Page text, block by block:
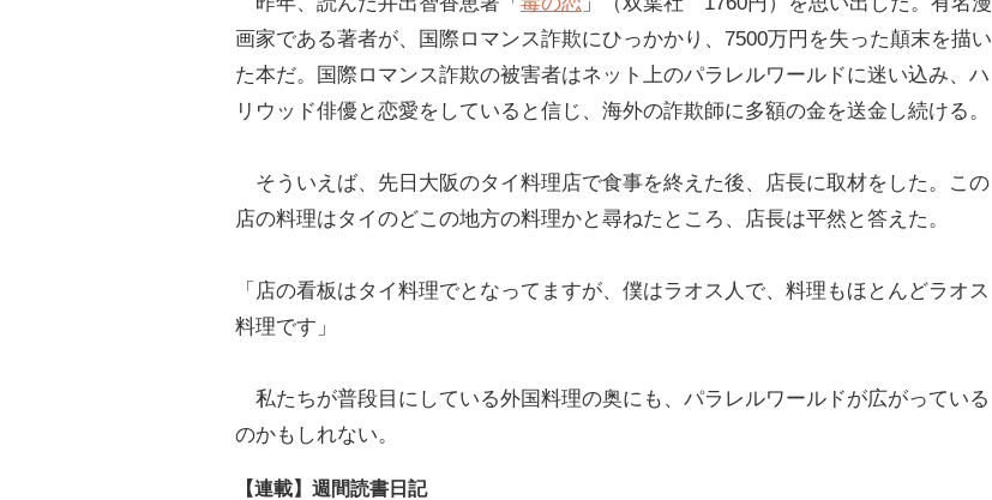
画家である著者が、国際ロマンス詐欺にひっかかり、7500万円を失った顛末を描い
た本だ。国際ロマンス詐欺の被害者はネット上のパラレルワールドに迷い込み、ハ
リウッド俳優と恋愛をしていると信じ、海外の詐欺師に多額の金を送金し続ける。
そういえば、先日大阪のタイ料理店で食事を終えた後、店長に取材をした。この
店の料理はタイのどこの地方の料理かと尋ねたところ、店長は平然と答えた。
「店の看板はタイ料理でとなってますが、僕はラオス人で、料理もほとんどラオス
料理です」
私たちが普段目にしている外国料理の奥にも、パラレルワールドが広がっている
のかもしれない。
【連載】週間読書日記